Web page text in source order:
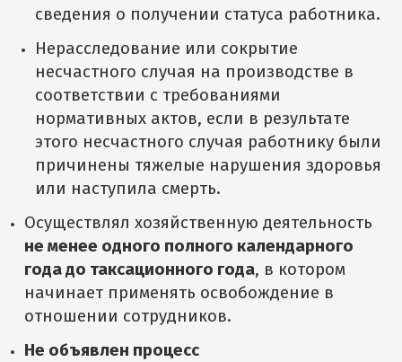
сведения о получении статуса работника.
Нерасследование или сокрытие
несчастного случая на производстве в
соответствии с требованиями
нормативных актов, если в результате
этого несчастного случая работнику были
причинены тяжелые нарушения здоровья
или наступила смерть.
Осуществлял хозяйственную деятельность
не менее одного полного календарного
года до таксационного года, в котором
начинает применять освобождение в
отношении сотрудников.
Не объявлен процесс